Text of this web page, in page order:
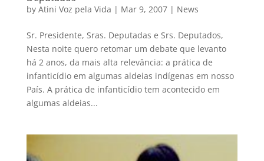
by Atini Voz pela Vida | Mar 9, 2007| News
Sr. Presidente, Sras. Deputadas e Srs. Deputados,
Nesta noite quero retomar um debate que levanto
há 2 anos, da mais alta relevância: a prática de
infanticídio em algumas aldeias indígenas em nosso
País. A prática de infanticídio tem acontecido em
algumas aldeias...